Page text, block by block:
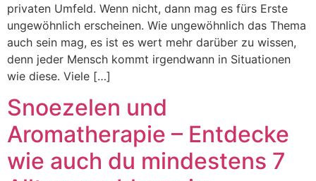
privaten Umfeld. Wenn nicht, dann mag es fürs Erste
ungewöhnlich erscheinen. Wie ungewöhnlich das Thema
auch sein mag, es ist es wert mehr darüber zu wissen,
denn jeder Mensch kommt irgendwann in Situationen
wie diese. Viele […]
Snoezelen und
Aromatherapie – Entdecke
wie auch du mindestens 7